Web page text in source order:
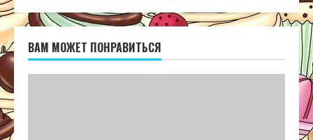
ВАМ МОЖЕТ ПОНРАВИТЬСЯ